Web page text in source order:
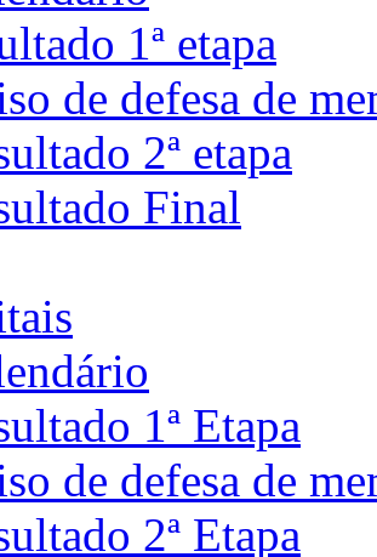
1ª etapa
de defesa de
2ª etapa
Final
1ª Etapa
de defesa de
2ª Etapa